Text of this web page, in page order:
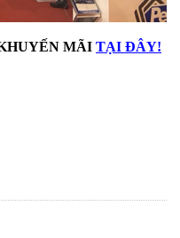
MÃI TẠI ĐÂY!